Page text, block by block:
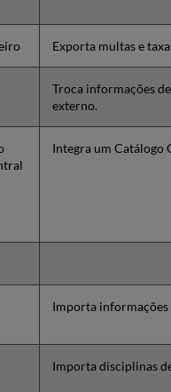
Exporta multas e
Troca informações
externo.
Integra um Catálogo
Importa informações
Importa disciplinas